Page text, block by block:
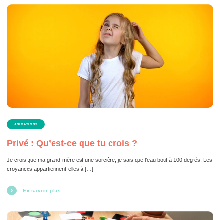
ANIMATIONS
Privé : Qu’est-ce que tu crois ?
Je crois que ma grand-mère est une sorcière, je sais que l’eau bout à 100 degrés. Les
croyances appartiennent-elles à […]
En savoir plus